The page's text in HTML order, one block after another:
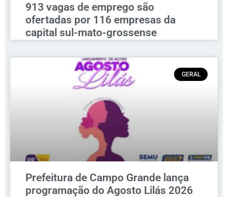
913 vagas de emprego são
ofertadas por 116 empresas da
capital sul-mato-grossense
GERAL
Prefeitura de Campo Grande lança
programação do Agosto Lilás 2026